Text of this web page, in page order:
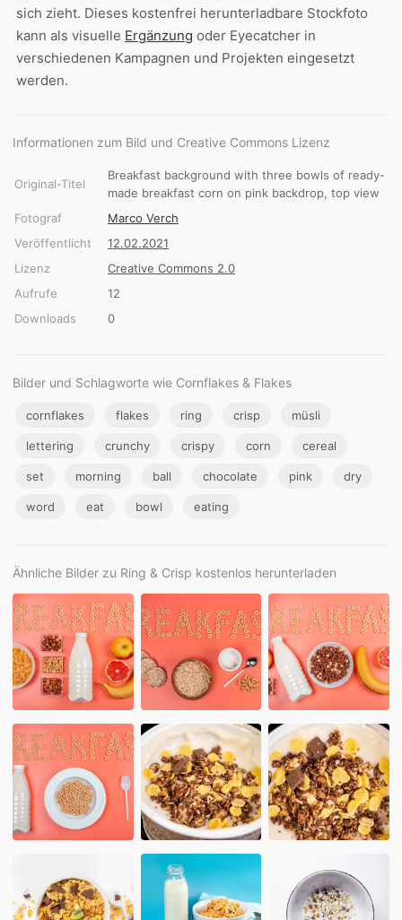
sich zieht. Dieses kostenfrei herunterladbare Stockfoto
kann als visuelle Ergänzung oder Eyecatcher in
verschiedenen Kampagnen und Projekten eingesetzt
werden.
Informationen zum Bild und Creative Commons Lizenz
Original-Titel
Breakfast background with three bowls of ready-
made breakfast corn on pink backdrop, top view
Fotograf
Marco Verch
Veröffentlicht
12.02.2021
Lizenz
Creative Commons 2.0
Aufrufe
12
Downloads
0
Bilder und Schlagworte wie Cornflakes & Flakes
cornflakes flakes ring crisp müsli
lettering crunchy crispy corn cereal
set morning ball chocolate pink dry
word eat bowl eating
Ähnliche Bilder zu Ring & Crisp kostenlos herunterladen